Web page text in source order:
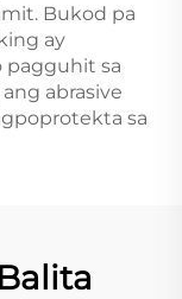
Bukod pa
ay
pagguhit sa
abrasive
sa